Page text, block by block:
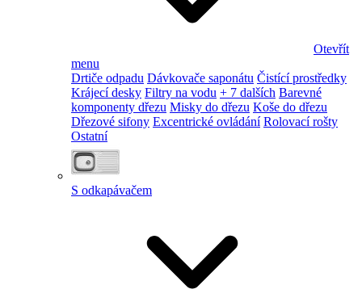
Otevřít
menu
Drtiče odpadu Dávkovače saponátu Čistící prostředky
Krájecí desky Filtry na vodu + 7 dalších Barevné
komponenty dřezu Misky do dřezu Koše do dřezu
Dřezové sifony Excentrické ovládání Rolovací rošty
Ostatní
S odkapávačem